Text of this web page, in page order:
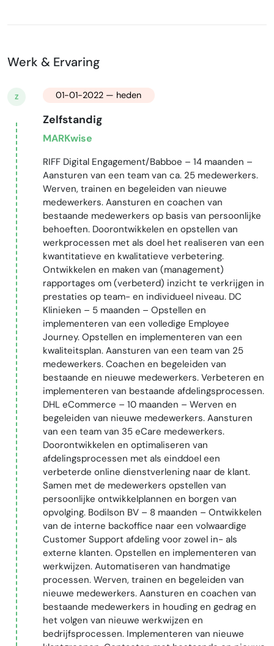
Werk & Ervaring
Z 01-01-2022 — heden
Zelfstandig
MARKwise
RIFF Digital Engagement/Babboe – 14 maanden –
Aansturen van een team van ca. 25 medewerkers.
Werven, trainen en begeleiden van nieuwe
medewerkers. Aansturen en coachen van
bestaande medewerkers op basis van persoonlijke
behoeften. Doorontwikkelen en opstellen van
werkprocessen met als doel het realiseren van een
kwantitatieve en kwalitatieve verbetering.
Ontwikkelen en maken van (management)
rapportages om (verbeterd) inzicht te verkrijgen in
prestaties op team- en individueel niveau. DC
Klinieken – 5 maanden – Opstellen en
implementeren van een volledige Employee
Journey. Opstellen en implementeren van een
kwaliteitsplan. Aansturen van een team van 25
medewerkers. Coachen en begeleiden van
bestaande en nieuwe medewerkers. Verbeteren en
implementeren van bestaande afdelingsprocessen.
DHL eCommerce – 10 maanden – Werven en
begeleiden van nieuwe medewerkers. Aansturen
van een team van 35 eCare medewerkers.
Doorontwikkelen en optimaliseren van
afdelingsprocessen met als einddoel een
verbeterde online dienstverlening naar de klant.
Samen met de medewerkers opstellen van
persoonlijke ontwikkelplannen en borgen van
opvolging. Bodilson BV – 8 maanden – Ontwikkelen
van de interne backoffice naar een volwaardige
Customer Support afdeling voor zowel in- als
externe klanten. Opstellen en implementeren van
werkwijzen. Automatiseren van handmatige
processen. Werven, trainen en begeleiden van
nieuwe medewerkers. Aansturen en coachen van
bestaande medewerkers in houding en gedrag en
het volgen van nieuwe werkwijzen en
bedrijfsprocessen. Implementeren van nieuwe